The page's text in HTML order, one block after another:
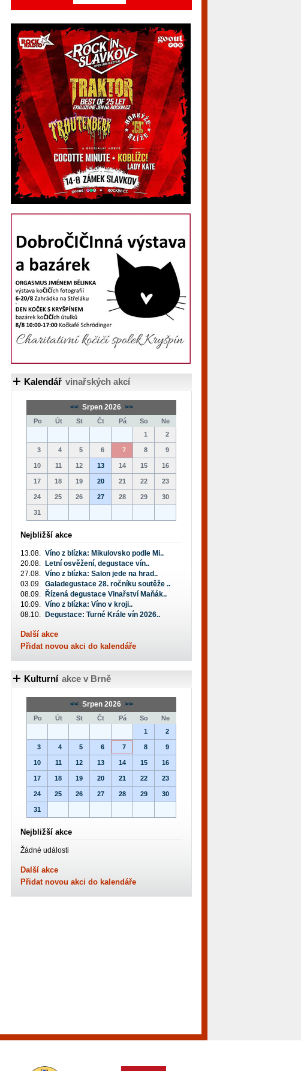
Kalendář vinařských akcí
<< Srpen 2026 >>
Po Út St Čt Pá So
Ne
1
2
3 4 5 6 7 8 9
10 11 12 13 14 15 16
17 18 19 20 21 22 23
24 25 26 27 28 29 30
31
Nejbližší akce
13.08. Víno z blízka: Mikulovsko podle Mi..
20.08.
Letní osvěžení, degustace vín..
27.08. Víno z blízka: Salon jede na hrad..
03.09. Galadegustace 28. ročníku soutěže ..
08.09.
Řízená degustace Vinařství Maňák..
10.09. Víno z blízka: Víno v kroji..
08.10.
Degustace: Turné Krále vín 2026..
Další akce
Přidat novou akci do kalendáře
Kulturní akce v Brně
<< Srpen 2026 >>
Po Út St Čt Pá So
Ne
1
2
3 4 5 6 7 8 9
10 11 12 13 14 15 16
17 18 19 20 21 22 23
24 25 26 27 28 29 30
31
Nejbližší akce
Žádné události
Další akce
Přidat novou akci do kalendáře